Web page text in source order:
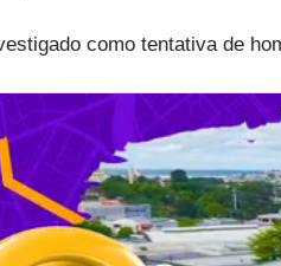
como tentativa de